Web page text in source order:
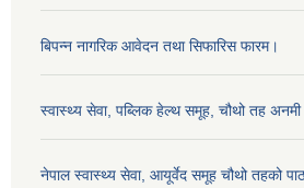
बिपन्‍न नागरिक आवेदन तथा सिफारिस फारम।
स्वास्थ्य सेवा, पब्लिक हेल्‍थ समूह, चौथो तह
नेपाल स्वास्थ्य सेवा, आयूर्वेद समूह चौथो तहको